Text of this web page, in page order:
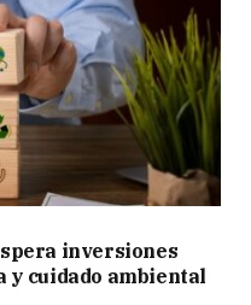
inversiones
cuidado ambiental